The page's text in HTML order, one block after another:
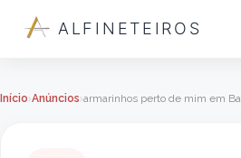
ALFINETEIROS
Início Anúncios armarinhos perto de mim em